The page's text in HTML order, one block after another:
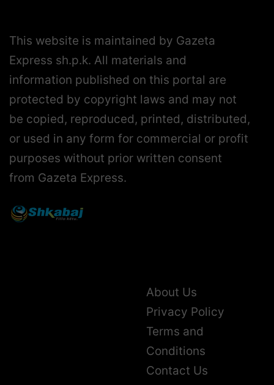
This website is maintained by Gazeta
Express sh.p.k. All materials and
information published on this portal are
protected by copyright laws and may not
be copied, reproduced, printed, distributed,
or used in any form for commercial or profit
purposes without prior written consent
from Gazeta Express.
About Us
Privacy Policy
Terms and
Conditions
Contact Us